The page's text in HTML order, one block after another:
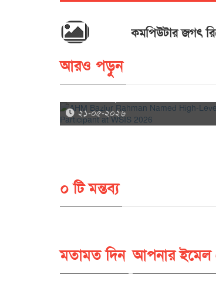
কমপিউটার জগৎ
আরও পড়ুন
AHM Bazlur Rahman Named High-
২১-০৫-২০২৬
০ টি মন্তব্য
মতামত দিন আপনার ইমেল